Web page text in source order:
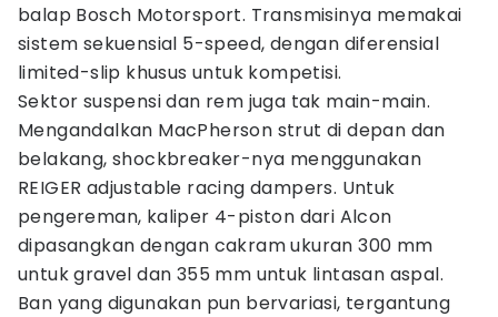
balap Bosch Motorsport. Transmisinya memakai
sistem sekuensial 5-speed, dengan diferensial
limited-slip khusus untuk kompetisi.
Sektor suspensi dan rem juga tak main-main.
Mengandalkan MacPherson strut di depan dan
belakang, shockbreaker-nya menggunakan
REIGER adjustable racing dampers. Untuk
pengereman, kaliper 4-piston dari Alcon
dipasangkan dengan cakram ukuran 300 mm
untuk gravel dan 355 mm untuk lintasan aspal.
Ban yang digunakan pun bervariasi, tergantung